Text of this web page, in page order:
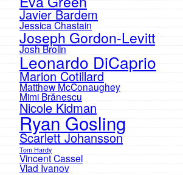
Javier Bardem
Jessica Chastain
Joseph Gordon-Levitt
Josh Brolin
Leonardo DiCaprio
Marion Cotillard
Matthew McConaughey
Mimi Brănescu
Nicole Kidman
Ryan Gosling
Scarlett Johansson
Tom Hardy
Vincent Cassel
Vlad Ivanov